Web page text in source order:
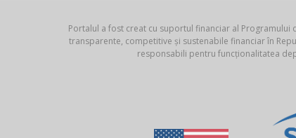
Portalul a fost creat cu suportul financiar al Programului
transparente, competitive și sustenabile financiar în
responsabili pentru funcționalitatea